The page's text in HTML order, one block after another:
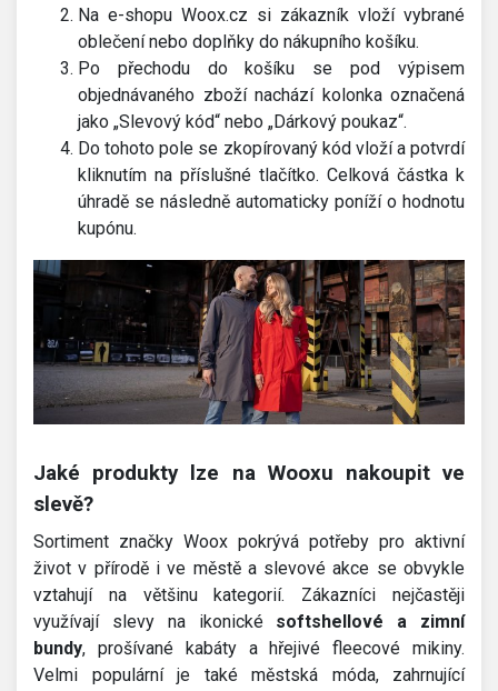
Na e-shopu Woox.cz si zákazník vloží vybrané
oblečení nebo doplňky do nákupního košíku.
Po přechodu do košíku se pod výpisem
objednávaného zboží nachází kolonka označená
jako „Slevový kód“ nebo „Dárkový poukaz“.
Do tohoto pole se zkopírovaný kód vloží a potvrdí
kliknutím na příslušné tlačítko. Celková částka k
úhradě se následně automaticky poníží o hodnotu
kupónu.
Jaké produkty lze na Wooxu nakoupit ve
slevě?
Sortiment značky Woox pokrývá potřeby pro aktivní
život v přírodě i ve městě a slevové akce se obvykle
vztahují na většinu kategorií. Zákazníci nejčastěji
využívají slevy na ikonické softshellové a zimní
bundy, prošívané kabáty a hřejivé fleecové mikiny.
Velmi populární je také městská móda, zahrnující